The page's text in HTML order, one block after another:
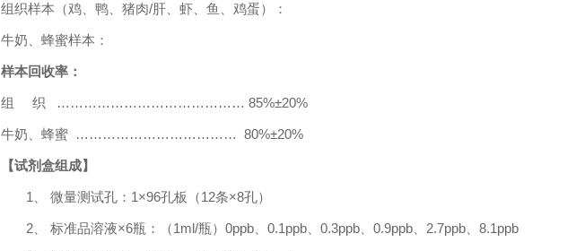
组织样本（鸡、鸭、猪肉/肝、虾、鱼、鸡蛋）：
牛奶、蜂蜜样本：
样本回收率：
组 织 …………………………………… 85%±20%
牛奶、蜂蜜……………………………… 80%±20%
【试剂盒组成】
1、 微量测试孔： 1×96孔板（12条×8孔）
2、 标准品溶液×6瓶：（1ml/瓶） 0ppb、 0.1ppb、 0.3ppb、 0.9ppb、 2.7ppb、 8.1ppb